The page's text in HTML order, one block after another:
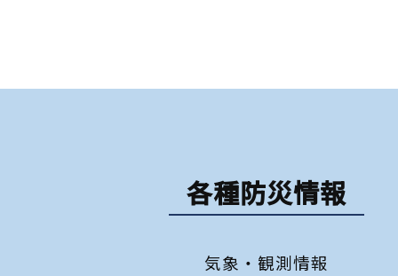
各種防災情報
気象・観測情報